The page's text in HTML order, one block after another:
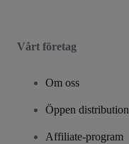
Vårt företag
Om oss
Öppen distribution
Affiliate-program